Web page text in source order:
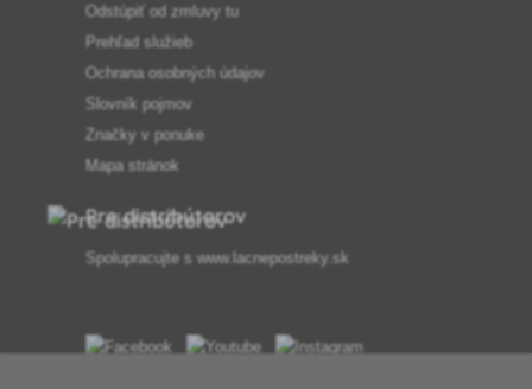
Odstúpiť od zmluvy tu
Prehľad služieb
Ochrana osobných údajov
Slovník pojmov
Značky v ponuke
Mapa stránok
Pre distribútorov
Spolupracujte s www.lacnepostreky.sk